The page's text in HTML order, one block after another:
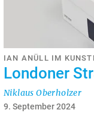
IAN ANÜLL IM
Londoner
Niklaus Oberholzer
9. September 2024